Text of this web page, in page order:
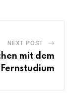
NEXT POST
mit dem
Fernstudium